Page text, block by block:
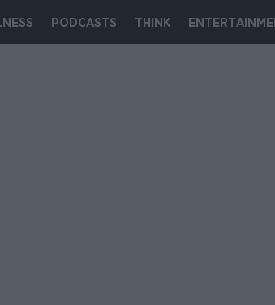
PODCASTS THINK